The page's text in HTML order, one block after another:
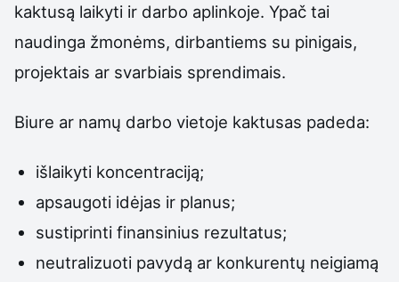
kaktusą laikyti ir darbo aplinkoje. Ypač tai
naudinga žmonėms, dirbantiems su pinigais,
projektais ar svarbiais sprendimais.
Biure ar namų darbo vietoje kaktusas padeda:
išlaikyti koncentraciją;
apsaugoti idėjas ir planus;
sustiprinti finansinius rezultatus;
neutralizuoti pavydą ar konkurentų neigiamą